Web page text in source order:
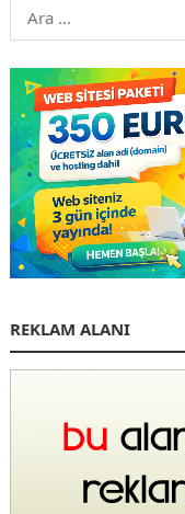
Arama:
REKLAM ALANI